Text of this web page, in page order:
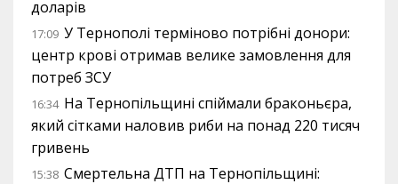
доларів
17:09 У Тернополі терміново потрібні донори:
центр крові отримав велике замовлення для
потреб ЗСУ
16:34 На Тернопільщині спіймали браконьєра,
який сітками наловив риби на понад 220 тисяч
гривень
15:38 Смертельна ДТП на Тернопільщині: